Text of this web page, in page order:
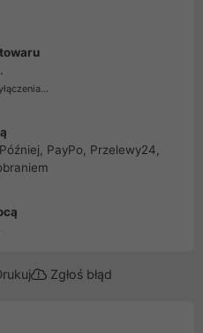
PayPo, Przelewy24,
Zgłoś błąd